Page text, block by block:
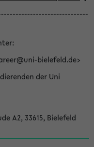
bielefeld.de>
der Uni
A2, 33615, Bielefeld